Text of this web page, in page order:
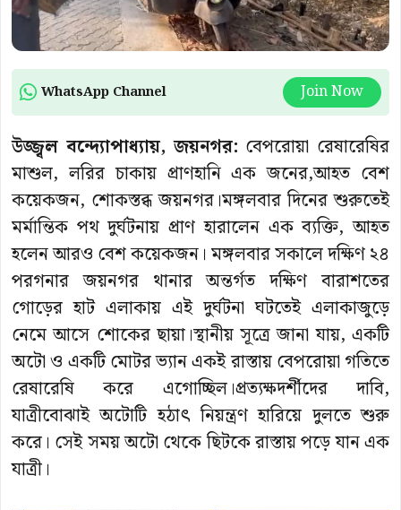
WhatsApp Channel Join Now
উজ্জ্বল বন্দ্যোপাধ্যায়, জয়নগর: বেপরোয়া রেষারেষির
মাশুল, লরির চাকায় প্রাণহানি এক জনের,আহত বেশ
কয়েকজন, শোকস্তব্ধ জয়নগর।মঙ্গলবার দিনের শুরুতেই
মর্মান্তিক পথ দুর্ঘটনায় প্রাণ হারালেন এক ব্যক্তি, আহত
হলেন আরও বেশ কয়েকজন। মঙ্গলবার সকালে দক্ষিণ ২৪
পরগনার জয়নগর থানার অন্তর্গত দক্ষিণ বারাশতের
গোড়ের হাট এলাকায় এই দুর্ঘটনা ঘটতেই এলাকাজুড়ে
নেমে আসে শোকের ছায়া।স্থানীয় সূত্রে জানা যায়, একটি
অটো ও একটি মোটর ভ্যান একই রাস্তায় বেপরোয়া গতিতে
রেষারেষি করে এগোচ্ছিল।প্রত্যক্ষদর্শীদের দাবি,
যাত্রীবোঝাই অটোটি হঠাৎ নিয়ন্ত্রণ হারিয়ে দুলতে শুরু
করে। সেই সময় অটো থেকে ছিটকে রাস্তায় পড়ে যান এক
যাত্রী।